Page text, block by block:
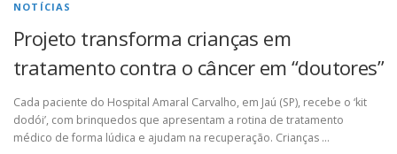
NOTÍCIAS
Projeto transforma crianças em
tratamento contra o câncer em “doutores”
Cada paciente do Hospital Amaral Carvalho, em Jaú (SP), recebe o ‘kit
dodói’, com brinquedos que apresentam a rotina de tratamento
médico de forma lúdica e ajudam na recuperação. Crianças …